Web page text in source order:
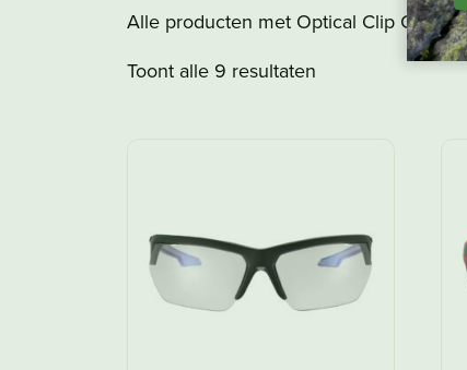
Alle producten met Optical Clip
Toont alle 9 resultaten